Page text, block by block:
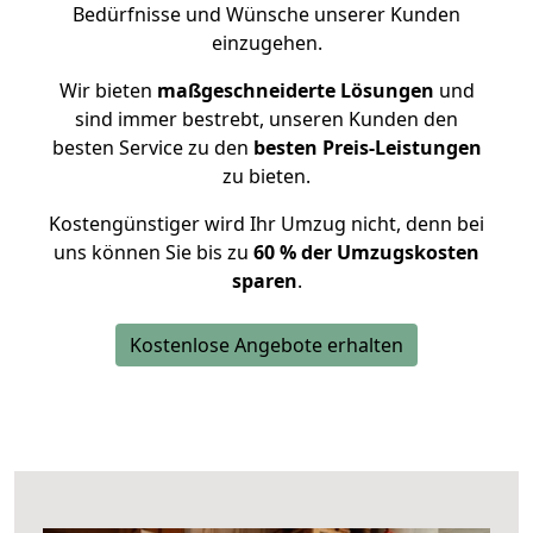
Bedürfnisse und Wünsche unserer Kunden
einzugehen.
Wir bieten maßgeschneiderte Lösungen und
sind immer bestrebt, unseren Kunden den
besten Service zu den besten Preis-Leistungen
zu bieten.
Kostengünstiger wird Ihr Umzug nicht, denn bei
uns können Sie bis zu 60 % der Umzugskosten
sparen.
Kostenlose Angebote erhalten